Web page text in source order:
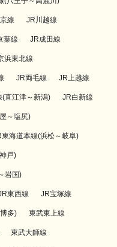
線 JR川越線
葉線 JR成田線
浜東北線
JR両毛線 JR上越線
(直江津～新潟) JR白新線
～塩尻)
東海道本線(浜松～岐阜)
戸)
岩国)
東西線 JR宝塚線
多) 東武東上線
東武大師線